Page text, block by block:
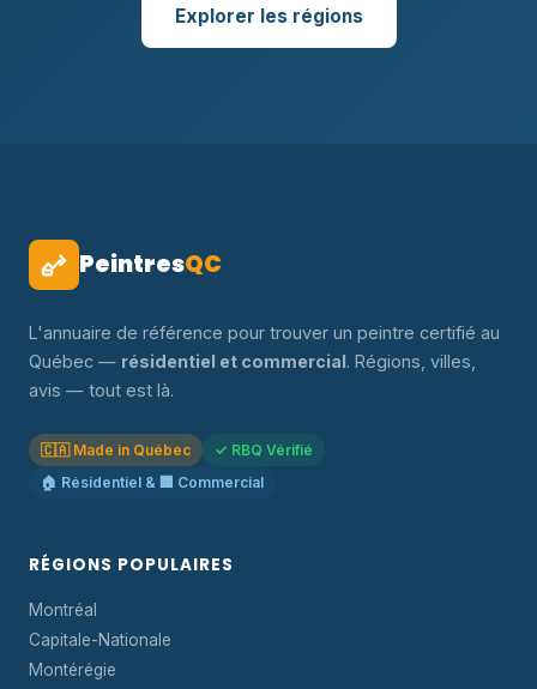
Explorer les régions
PeintresQC
L'annuaire de référence pour trouver un peintre certifié au
Québec — résidentiel et commercial. Régions, villes,
avis — tout est là.
🇨🇦 Made in Québec
✓ RBQ Vérifié
🏠 Résidentiel & 🏢 Commercial
RÉGIONS POPULAIRES
Montréal
Capitale-Nationale
Montérégie